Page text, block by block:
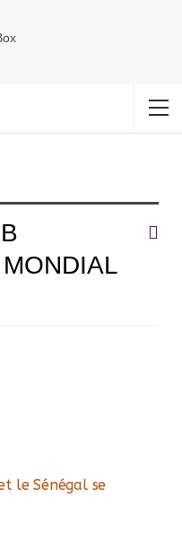
le Sénégal se